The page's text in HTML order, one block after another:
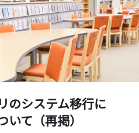
のシステム移行に
て（再掲）